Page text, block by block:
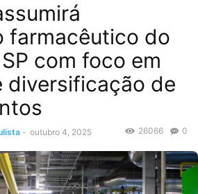
farmacêutico do
com foco em
diversificação de
- outubro 4, 2025 0
26066